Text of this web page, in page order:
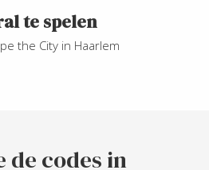
te spelen
the City in Haarlem
codes in